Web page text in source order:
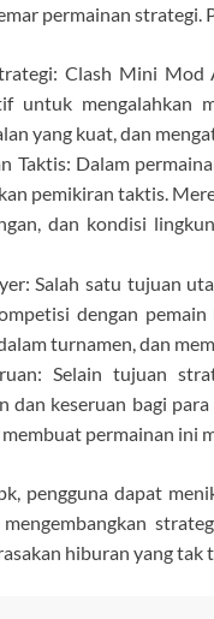
permainan
Clash Mini
untuk mengalahkan
yang kuat, dan
Taktis: Dalam
pemikiran taktis.
dan kondisi
Salah satu tujuan
dengan
turnamen, dan
Selain tujuan
dan keseruan bagi
permainan ini
pengguna dapat
hiburan yang tak